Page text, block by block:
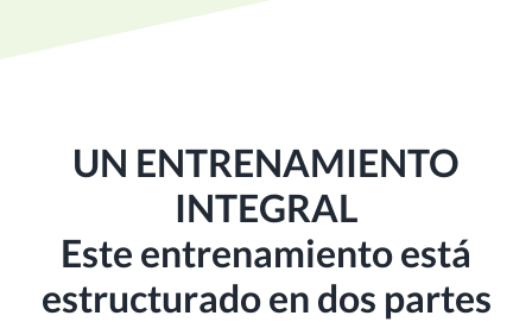
UN ENTRENAMIENTO
INTEGRAL
Este entrenamiento está
estructurado en dos partes